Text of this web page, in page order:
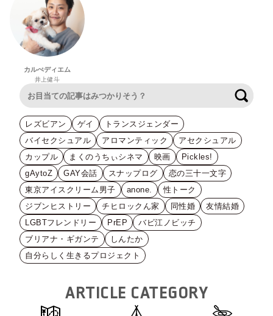
カルぺディエム
井上健斗
レズビアン ゲイ
トランスジェンダー
バイセクシュアル
アロマンティック
アセクシュアル
カップル
まくのうちぃシネマ 映画
Pickles!
gAytoZ
GAY会話 スナップログ
恋の三十一文字
東京アイスクリーム男子
anone.
性トーク
ジブンヒストリー
チヒロックん家 同性婚
友情結婚
LGBTフレンドリー
PrEP
バビ江ノビッチ
ブリアナ・ギガンテ
しんたか
自分らしく生きるプロジェクト
ARTICLE CATEGORY